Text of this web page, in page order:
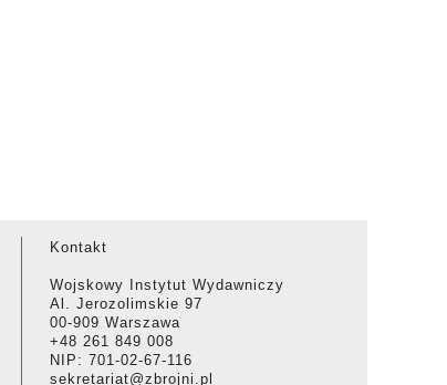
Kontakt
Wojskowy Instytut Wydawniczy
Al. Jerozolimskie 97
00-909 Warszawa
+48 261 849 008
NIP: 701-02-67-116
sekretariat@zbrojni.pl